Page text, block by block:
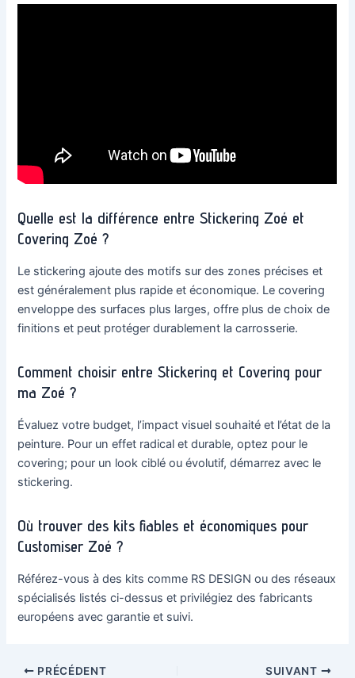
Quelle est la différence entre Stickering Zoé et
Covering Zoé ?
Le stickering ajoute des motifs sur des zones précises et
est généralement plus rapide et économique. Le covering
enveloppe des surfaces plus larges, offre plus de choix de
finitions et peut protéger durablement la carrosserie.
Comment choisir entre Stickering et Covering pour
ma Zoé ?
Évaluez votre budget, l’impact visuel souhaité et l’état de la
peinture. Pour un effet radical et durable, optez pour le
covering; pour un look ciblé ou évolutif, démarrez avec le
stickering.
Où trouver des kits fiables et économiques pour
Customiser Zoé ?
Référez-vous à des kits comme RS DESIGN ou des réseaux
spécialisés listés ci-dessus et privilégiez des fabricants
européens avec garantie et suivi.
NavigationPRÉCÉDENT SUIVANT